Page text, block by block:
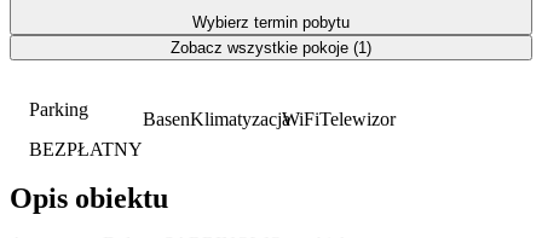
Parking
BEZPŁATNY
BasenKlimatyzacjaWiFiTelewizor
Opis obiektu
Wybierz termin pobytu
Zobacz wszystkie pokoje (1)